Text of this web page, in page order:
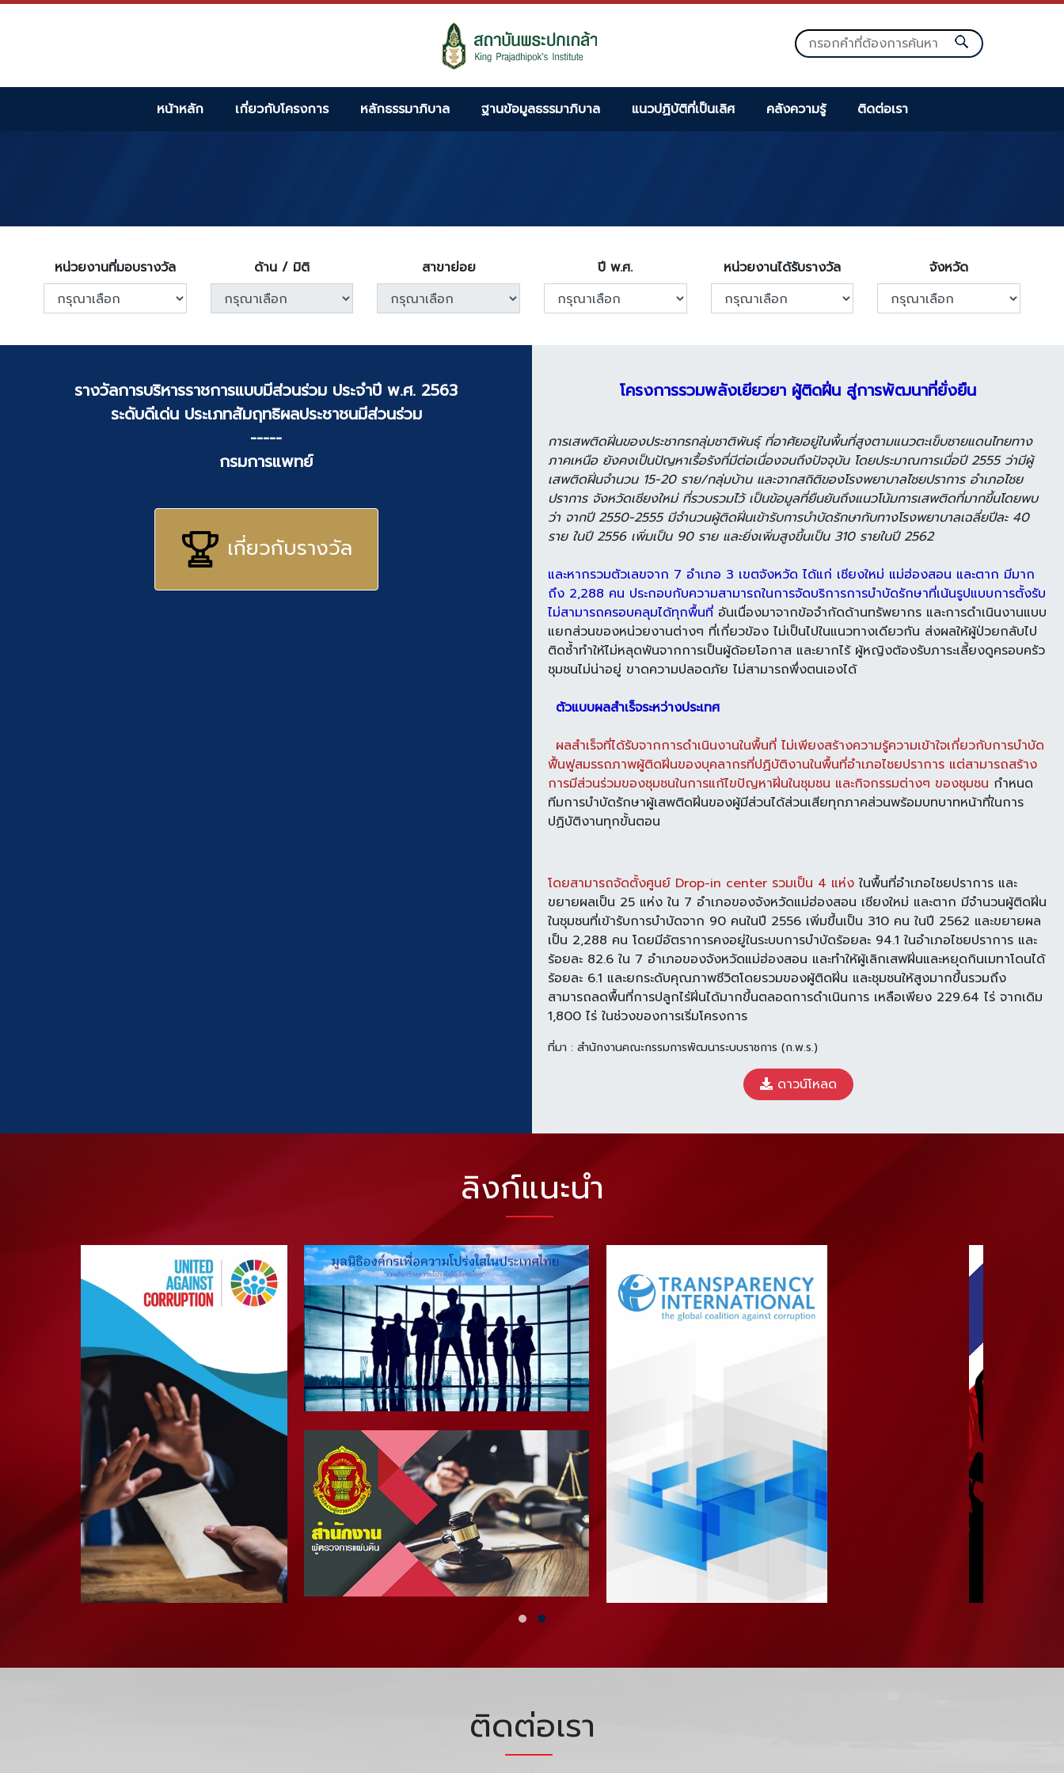
หน้าหลัก เกี่ยวกับโครงการ หลักธรรมาภิบาล ฐานข้อมูลธรรมาภิบาล แนวปฏิบัติที่เป็นเลิศ คลังความรู้ ติดต่อเรา
หน่วยงานที่มอบรางวัล ด้าน / มิติ สาขาย่อย ปี พ.ศ. หน่วยงานได้รับรางวัล จังหวัด
รางวัลการบริหารราชการแบบมีส่วนร่วม ประจำปี พ.ศ. 2563
ระดับดีเด่น ประเภทสัมฤทธิผลประชาชนมีส่วนร่วม
-----
กรมการแพทย์
เกี่ยวกับรางวัล
โครงการรวมพลังเยียวยา ผู้ติดฝิ่น สู่การพัฒนาที่ยั่งยืน
การเสพติดฝิ่นของประชากรกลุ่มชาติพันธุ์ ที่อาศัยอยู่ในพื้นที่สูงตามแนวตะเข็บชายแดนไทยทาง
ภาคเหนือ ยังคงเป็นปัญหาเรื้อรังที่มีต่อเนื่องจนถึงปัจจุบัน โดยประมาณการเมื่อปี 2555 ว่ามีผู้
เสพติดฝิ่นจำนวน 15-20 ราย/กลุ่มบ้าน และจากสถิติของโรงพยาบาลไชยปราการ อำเภอไชย
ปราการ จังหวัดเชียงใหม่ ที่รวบรวมไว้ เป็นข้อมูลที่ยืนยันถึงแนวโน้มการเสพติดที่มากขึ้นโดยพบ
ว่า จากปี 2550-2555 มีจำนวนผู้ติดฝิ่นเข้ารับการบำบัดรักษากับทางโรงพยาบาลเฉลี่ยปีละ 40
ราย ในปี 2556 เพิ่มเป็น 90 ราย และยิ่งเพิ่มสูงขึ้นเป็น 310 รายในปี 2562
และหากรวมตัวเลขจาก 7 อำเภอ 3 เขตจังหวัด ได้แก่ เชียงใหม่ แม่ฮ่องสอน และตาก มีมาก
ถึง 2,288 คน ประกอบกับความสามารถในการจัดบริการการบำบัดรักษาที่เน้นรูปแบบการตั้งรับ
ไม่สามารถครอบคลุมได้ทุกพื้นที่ อันเนื่องมาจากข้อจำกัดด้านทรัพยากร และการดำเนินงานแบบ
แยกส่วนของหน่วยงานต่างๆ ที่เกี่ยวข้อง ไม่เป็นไปในแนวทางเดียวกัน ส่งผลให้ผู้ป่วยกลับไป
ติดซ้ำทำให้ไม่หลุดพันจากการเป็นผู้ด้อยโอกาส และยากไร้ ผู้หญิงต้องรับภาระเลี้ยงดูครอบครัว
ชุมชนไม่น่าอยู่ ขาดความปลอดภัย ไม่สามารถพึ่งตนเองได้
ตัวแบบผลสำเร็จระหว่างประเทศ
ผลสำเร็จที่ได้รับจากการดำเนินงานในพื้นที่ ไม่เพียงสร้างความรู้ความเข้าใจเกี่ยวกับการบำบัด
ฟื้นฟูสมรรถภาพผู้ติดฝิ่นของบุคลากรที่ปฏิบัติงานในพื้นที่อำเภอไชยปราการ แต่สามารถสร้าง
การมีส่วนร่วมของชุมชนในการแก้ไขปัญหาฝิ่นในชุมชน และกิจกรรมต่างๆ ของชุมชน กำหนด
ทีมการบำบัดรักษาผู้เสพติดฝิ่นของผู้มีส่วนได้ส่วนเสียทุกภาคส่วนพร้อมบทบาทหน้าที่ในการ
ปฏิบัติงานทุกขั้นตอน
โดยสามารถจัดตั้งศูนย์ Drop-in center รวมเป็น 4 แห่งในพื้นที่อำเภอไชยปราการ และ
ขยายผลเป็น 25 แห่ง ใน 7 อำเภอของจังหวัดแม่ฮ่องสอน เชียงใหม่ และตาก มีจำนวนผู้ติดฝิ่น
ในชุมชนที่เข้ารับการบำบัดจาก 90 คนในปี 2556 เพิ่มขึ้นเป็น 310 คน ในปี 2562 และขยายผล
เป็น 2,288 คน โดยมีอัตราการคงอยู่ในระบบการบำบัดร้อยละ 94.1 ในอำเภอไชยปราการ และ
ร้อยละ 82.6 ใน 7 อำเภอของจังหวัดแม่ฮ่องสอน และทำให้ผู้เลิกเสพฝิ่นและหยุดกินเมทาโดนได้
ร้อยละ 6.1 และยกระดับคุณภาพชีวิตโดยรวมของผู้ติดฝิ่น และชุมชนให้สูงมากขึ้นรวมถึง
สามารถลดพื้นที่การปลูกไร่ฝิ่นได้มากขึ้นตลอดการดำเนินการ เหลือเพียง 229.64 ไร่ จากเดิม
1,800 ไร่ ในช่วงของการเริ่มโครงการ
ที่มา : สำนักงานคณะกรรมการพัฒนาระบบราชการ (ก.พ.ร.)
ดาวน์โหลด
ลิงก์แนะนำ
ติดต่อเรา